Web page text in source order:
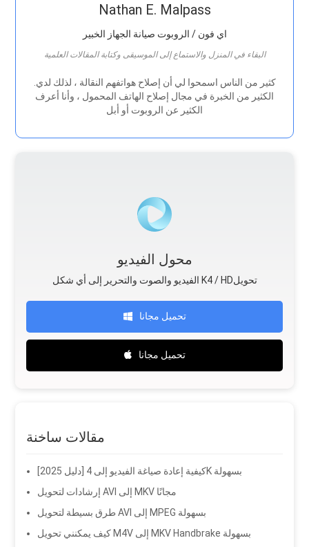
Nathan E. Malpass
اي فون / الروبوت صيانة الجهاز الخبير
البقاء في المنزل والاستماع إلى الموسيقى وكتابة المقالات العلمية
الكثير من الخبرة في مجال إصلاح الهاتف المحمول ، وأنا أعرف
الكثير عن الروبوت أو أبل
محول الفيديو
الفيديو والصوت والتحرير إلى أي شكل K4 / HDتحويل
تحميل مجانا
تحميل مجانا
مقالات ساخنة
[دليل 2025] كيفية إعادة صياغة الفيديو إلى 4K بسهولة
إرشادات لتحويل AVI إلى MKV مجانًا
طرق بسيطة لتحويل AVI إلى MPEG بسهولة
كيف يمكنني تحويل M4V إلى MKV Handbrake بسهولة